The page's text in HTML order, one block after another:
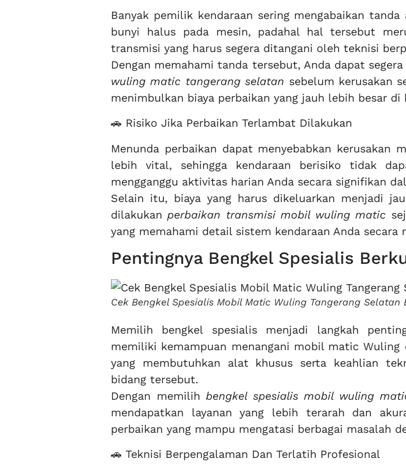
Banyak pemilik kendaraan sering mengabaikan
bunyi halus pada mesin, padahal hal tersebut
transmisi yang harus segera ditangani oleh teknisi
Dengan memahami tanda tersebut, Anda dapat
wuling matic tangerang selatan sebelum kerusakan
menimbulkan biaya perbaikan yang jauh lebih besar di
🚗 Risiko Jika Perbaikan Terlambat Dilakukan
Menunda perbaikan dapat menyebabkan kerusakan
lebih vital, sehingga kendaraan berisiko tidak
mengganggu aktivitas harian Anda secara signifikan
Selain itu, biaya yang harus dikeluarkan menjadi
dilakukan perbaikan transmisi mobil wuling matic
yang memahami detail sistem kendaraan Anda secara
Pentingnya Bengkel Spesialis
Cek Bengkel Spesialis Mobil Matic Wuling Tangerang Selatan
Memilih bengkel spesialis menjadi langkah
memiliki kemampuan menangani mobil matic
yang membutuhkan alat khusus serta keahlian
bidang tersebut.
Dengan memilih bengkel spesialis mobil wuling
mendapatkan layanan yang lebih terarah dan
perbaikan yang mampu mengatasi berbagai masalah
🚗 Teknisi Berpengalaman Dan Terlatih Profesional